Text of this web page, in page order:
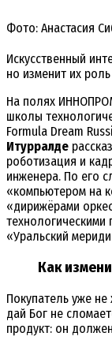
Фото: Анастасия
Искусственный
но изменит их
На полях
школы
Formula Dream
Итурралде
роботизация и
инженера. По его
«компьютером на
«дирижёрами
технологическими
«Уральский
Как
Покупатель уже
дай Бог не
продукт: он